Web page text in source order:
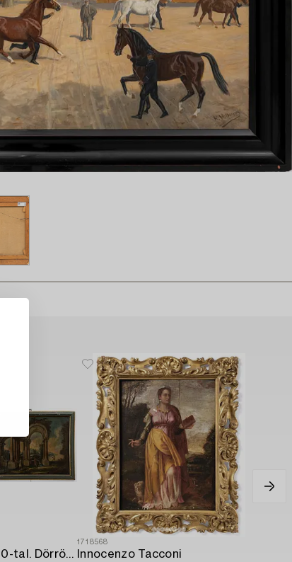
Italiensk skola. 1700-tal. Dörröverstycken,
1718568
Innocenzo Tacconi